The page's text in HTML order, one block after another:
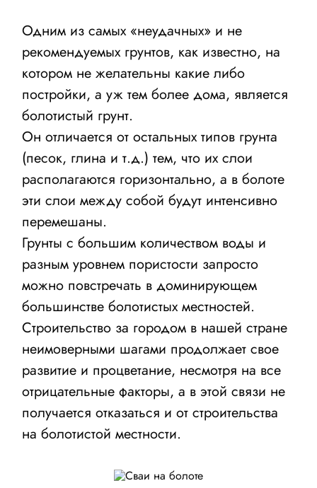
Одним из самых «неудачных» и не
рекомендуемых грунтов, как известно, на
котором не желательны какие либо
постройки, а уж тем более дома, является
болотистый грунт.
Он отличается от остальных типов грунта
(песок, глина и т.д.) тем, что их слои
располагаются горизонтально, а в болоте
эти слои между собой будут интенсивно
перемешаны.
Грунты с большим количеством воды и
разным уровнем пористости запросто
можно повстречать в доминирующем
большинстве болотистых местностей.
Строительство за городом в нашей стране
неимоверными шагами продолжает свое
развитие и процветание, несмотря на все
отрицательные факторы, а в этой связи не
получается отказаться и от строительства
на болотистой местности.